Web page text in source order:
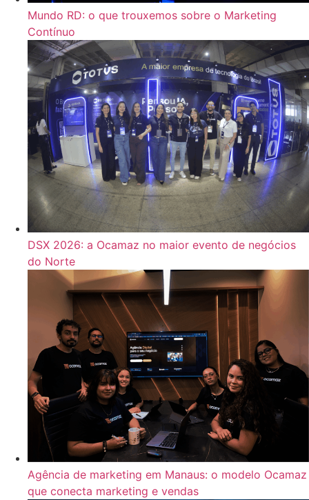
Mundo RD: o que trouxemos sobre o Marketing
Contínuo
DSX 2026: a Ocamaz no maior evento de negócios
do Norte
Agência de marketing em Manaus: o modelo Ocamaz
que conecta marketing e vendas